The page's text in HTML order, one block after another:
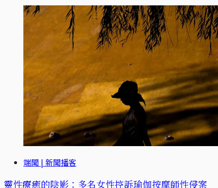
端聞 | 新聞播客
靈性療癒的陰影：多名女性控訴瑜伽按摩師性侵案